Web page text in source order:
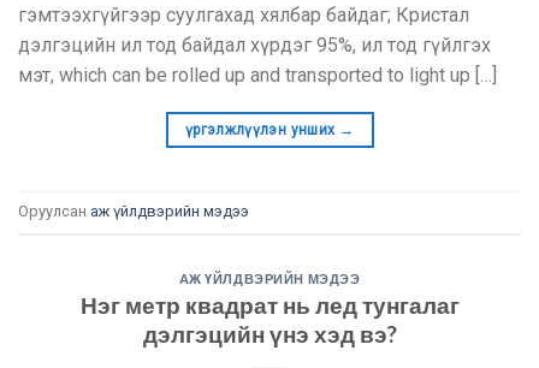
гэмтээхгүйгээр суулгахад хялбар байдаг; Кристал
дэлгэцийн ил тод байдал хүрдэг 95%, ил тод гүйлгэх
мэт, which can be rolled up and transported to light up […]
үргэлжлүүлэн унших →
Оруулсан аж үйлдвэрийн мэдээ
АЖ ҮЙЛДВЭРИЙН МЭДЭЭ
Нэг метр квадрат нь лед тунгалаг
дэлгэцийн үнэ хэд вэ?